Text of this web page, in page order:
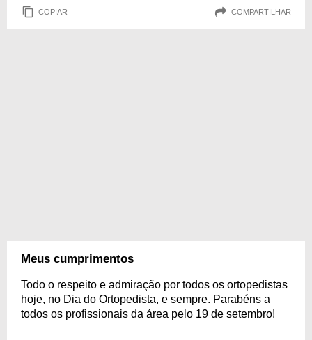
COPIAR COMPARTILHAR
Meus cumprimentos
Todo o respeito e admiração por todos os ortopedistas
hoje, no Dia do Ortopedista, e sempre. Parabéns a
todos os profissionais da área pelo 19 de setembro!